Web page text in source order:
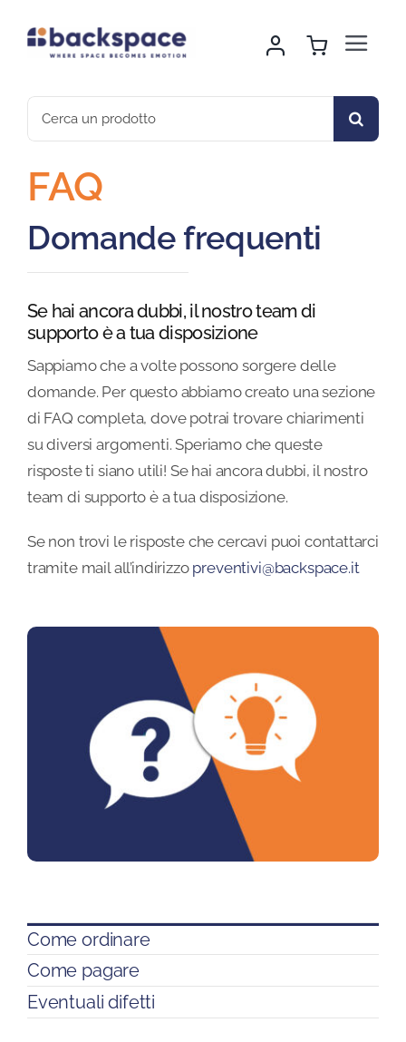
for:
Toggle
Montaggio & Logistica
Sport & Outdoor
Gallery
Blog
Contatti
FAQ
Domande frequenti
Se hai ancora dubbi, il nostro team di
supporto è a tua disposizione
Sappiamo che a volte possono sorgere delle
domande. Per questo abbiamo creato una sezione
di FAQ completa, dove potrai trovare chiarimenti
su diversi argomenti. Speriamo che queste
risposte ti siano utili! Se hai ancora dubbi, il nostro
team di supporto è a tua disposizione.
Se non trovi le risposte che cercavi puoi contattarci
tramite mail all’indirizzo preventivi@backspace.it
Come ordinare
Come pagare
Eventuali difetti